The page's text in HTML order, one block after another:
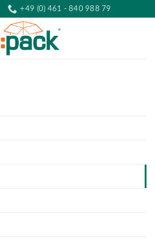
+49 (0) 461 - 840 988 79